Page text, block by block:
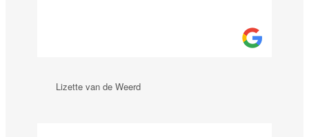
Lizette van de Weerd